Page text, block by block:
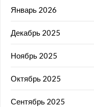
Январь 2026
Декабрь 2025
Ноябрь 2025
Октябрь 2025
Сентябрь 2025